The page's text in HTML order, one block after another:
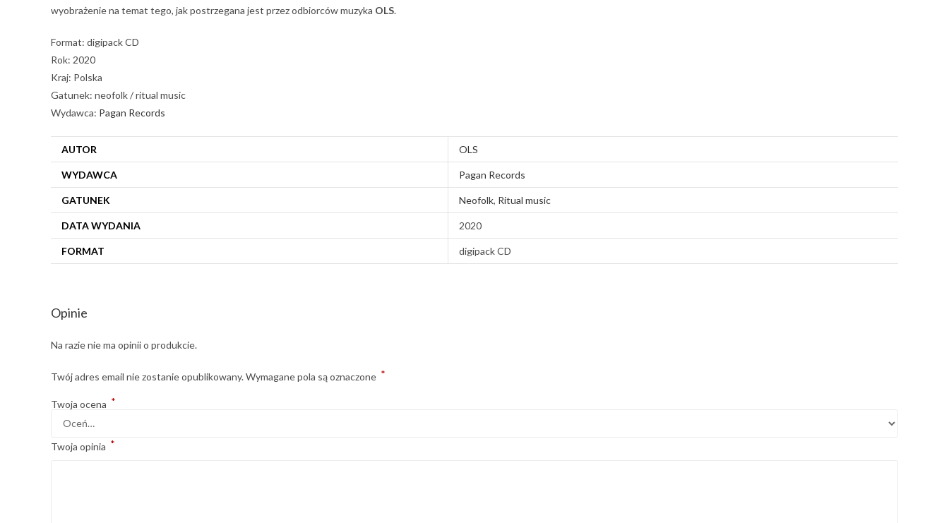
wyobrażenie na temat tego, jak postrzegana jest przez odbiorców muzyka OLS.
Format: digipack CD
Rok: 2020
Kraj: Polska
Gatunek: neofolk / ritual music
Wydawca: Pagan Records
AUTOR OLS
WYDAWCA Pagan Records
GATUNEK Neofolk, Ritual music
DATA WYDANIA 2020
FORMAT digipack CD
Opinie
Na razie nie ma opinii o produkcie.
Twój adres email nie zostanie opublikowany.Wymagane pola są oznaczone *
Twoja ocena *
Twoja opinia *